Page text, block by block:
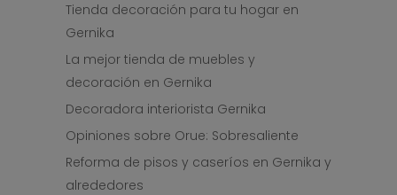
Tienda decoración para tu hogar en
Gernika
La mejor tienda de muebles y
decoración en Gernika
Decoradora interiorista Gernika
Opiniones sobre Orue: Sobresaliente
Reforma de pisos y caseríos en Gernika y
alrededores